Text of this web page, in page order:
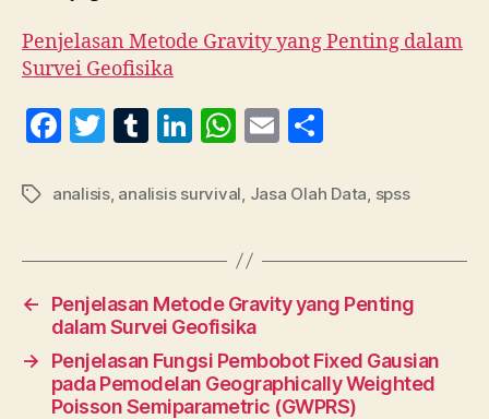
Penjelasan Metode Gravity yang Penting dalam
Survei Geofisika
F
c
b
o
o
k
T
itt
T
m
r
Li
k
dI
n
W
at
A
p
p
E
ai a
Tag analisis, analisis survival Jasa Olah Data spss
←
Penjelasan Metode Gravity yang Penting
dalam Survei Geofisika
→
Penjelasan Fungsi Pembobot Fixed Gausian
pada Pemodelan Geographically Weighted
Poisson Semiparametric (GWPRS)